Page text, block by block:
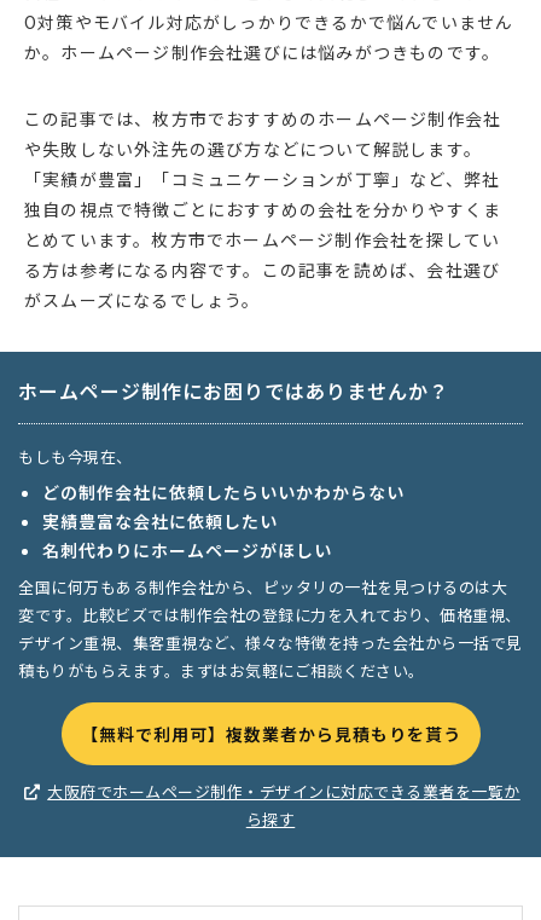
O対策やモバイル対応がしっかりできるかで悩んでいません
か。ホームページ制作会社選びには悩みがつきものです。
この記事では、枚方市でおすすめのホームページ制作会社
や失敗しない外注先の選び方などについて解説します。
「実績が豊富」「コミュニケーションが丁寧」など、弊社
独自の視点で特徴ごとにおすすめの会社を分かりやすくま
とめています。枚方市でホームページ制作会社を探してい
る方は参考になる内容です。この記事を読めば、会社選び
がスムーズになるでしょう。
ホームページ制作にお困りではありませんか？
もしも今現在、
どの制作会社に依頼したらいいかわからない
実績豊富な会社に依頼したい
名刺代わりにホームページがほしい
全国に何万もある制作会社から、ピッタリの一社を見つけるのは大
変です。比較ビズでは制作会社の登録に力を入れており、価格重視、
デザイン重視、集客重視など、様々な特徴を持った会社から一括で見
積もりがもらえます。まずはお気軽にご相談ください。
【無料で利用可】複数業者から見積もりを貰う
大阪府でホームページ制作・デザインに対応できる業者を一覧か
ら探す